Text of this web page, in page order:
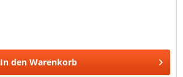
In den Warenkorb